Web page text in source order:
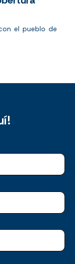
el pueblo de